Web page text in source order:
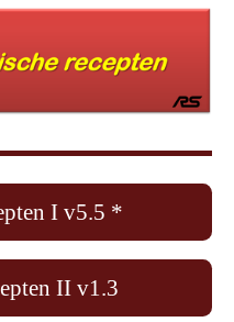
I v5.5 *
II v1.3